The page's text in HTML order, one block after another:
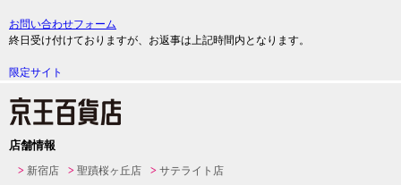
お問い合わせフォーム
終日受け付けておりますが、お返事は上記時間内となります。
限定サイト
店舗情報
新宿店 聖蹟桜ヶ丘店 サテライト店